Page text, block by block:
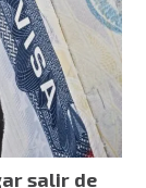
salir de